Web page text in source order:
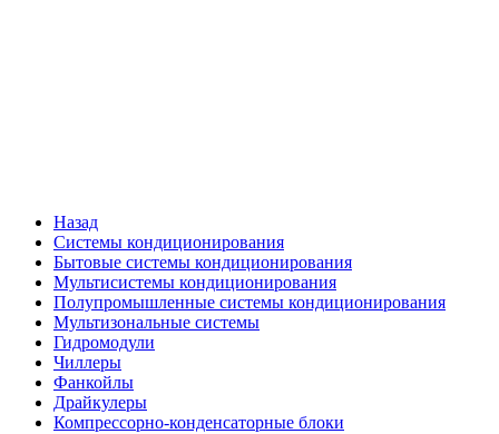
Назад
Системы кондиционирования
Бытовые системы кондиционирования
Мультисистемы кондиционирования
Полупромышленные системы кондиционирования
Мультизональные системы
Гидромодули
Чиллеры
Фанкойлы
Драйкулеры
Компрессорно-конденсаторные блоки